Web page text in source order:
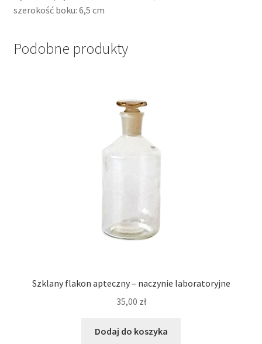
szerokość boku: 6,5 cm
Podobne produkty
Szklany flakon apteczny – naczynie laboratoryjne
35,00 zł
Dodaj do koszyka